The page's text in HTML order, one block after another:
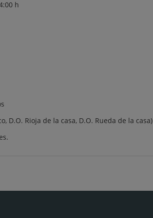
h
D.O. Rioja de la casa, D.O. Rueda de la casa)